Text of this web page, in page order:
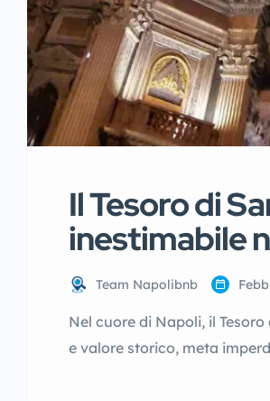
Il Tesoro di
inestimabile
Team Napolibnb
Nel cuore di Napoli, il
e valore storico, meta